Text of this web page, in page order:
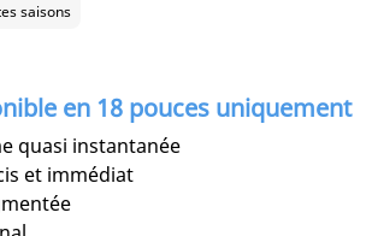
saisons
en 18 pouces uniquement
quasi instantanée
et immédiat